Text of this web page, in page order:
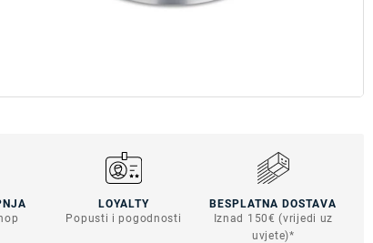
LOYALTY
Popusti i pogodnosti
BESPLATNA DOSTAVA
Iznad 150€ (vrijedi uz
uvjete)*